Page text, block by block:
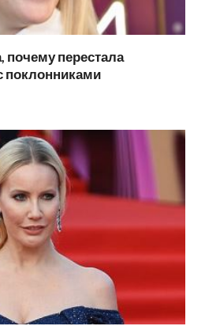
почему перестала
поклонниками